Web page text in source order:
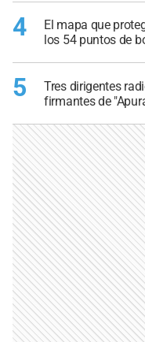
4
El mapa que
los 54 puntos de
5
Tres dirigentes
firmantes de